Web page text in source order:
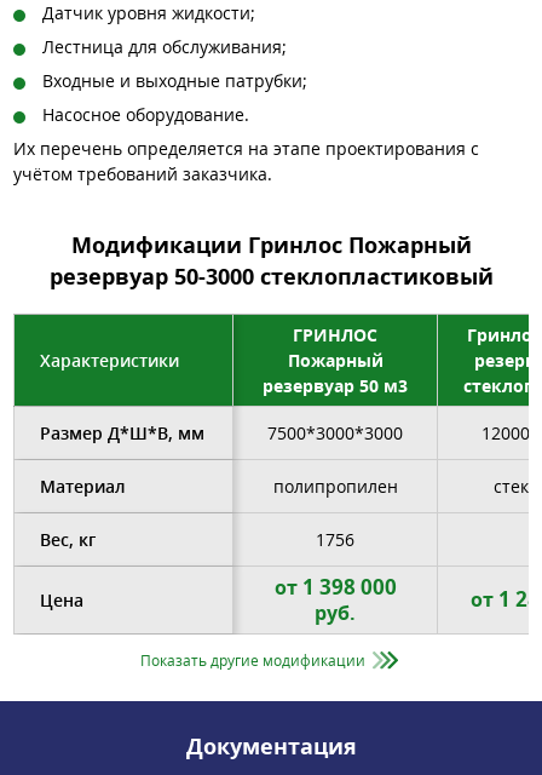
Датчик уровня жидкости;
Лестница для обслуживания;
Входные и выходные патрубки;
Насосное оборудование.
Их перечень определяется на этапе проектирования с
учётом требований заказчика.
Модификации Гринлос Пожарный
резервуар 50-3000 стеклопластиковый
Характеристики
ГРИНЛОС
Пожарный
резервуар 50 м3
Размер Д*Ш*В, мм 7500*3000*3000
Материал полипропилен
Вес, кг 1756
Цена от 1 398 000
руб. от 1
Показать другие модификации
Документация